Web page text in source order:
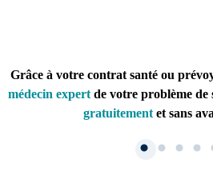
Grâce à votre contrat santé ou
médecin expert de votre problème de
gratuitementet sans